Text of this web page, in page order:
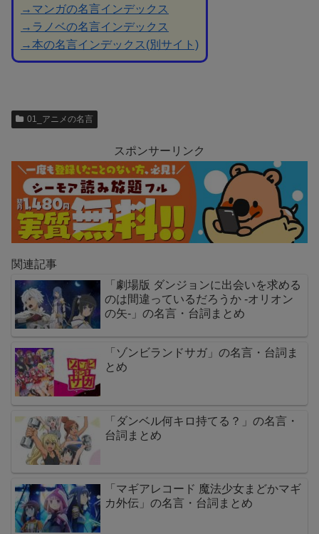
→マンガの名言インデックス
→ラノベの名言インデックス
→本の名言インデックス(別サイト)
01_アニメの名言
スポンサーリンク
関連記事
「劇場版 ダンジョンに出会いを求める
のは間違っているだろうか -オリオン
の矢-」の名言・台詞まとめ
「ゾンビランドサガ」の名言・台詞ま
とめ
「ダンベル何キロ持てる？」の名言・
台詞まとめ
「マギアレコード 魔法少女まどかマギ
カ外伝」の名言・台詞まとめ